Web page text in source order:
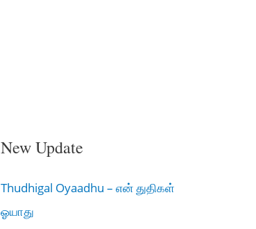
New Update
Thudhigal Oyaadhu – என் துதிகள்
ஓயாது